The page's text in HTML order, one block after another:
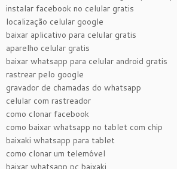
instalar facebook no celular gratis
localização celular google
baixar aplicativo para celular gratis
aparelho celular gratis
baixar whatsapp para celular android gratis
rastrear pelo google
gravador de chamadas do whatsapp
celular com rastreador
como clonar facebook
como baixar whatsapp no tablet com chip
baixaki whatsapp para tablet
como clonar um telemóvel
baixar whatsapp pc baixaki